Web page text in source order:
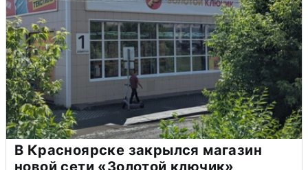
В Красноярске закрылся магазин